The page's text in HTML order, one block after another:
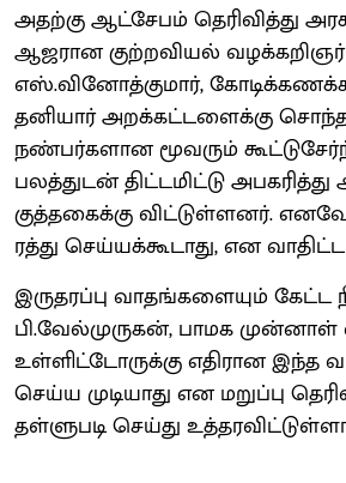
அதற்கு ஆட்சேபம் தெரிவித்து
ஆஜரான குற்றவியல் வழக்கறிஞர்
எஸ்.வினோத்குமார்,
தனியார் அறக்கட்டளைக்கு
நண்பர்களான மூவரும்
பலத்துடன் திட்டமிட்டு அபகரித்து
குத்தகைக்கு விட்டுள்ளனர்.
ரத்து செய்யக்கூடாது, என
இருதரப்பு வாதங்களையும் கேட்ட
பி.வேல்முருகன், பாமக
உள்ளிட்டோருக்கு எதிரான இந்த
செய்ய முடியாது என மறுப்பு
தள்ளுபடி செய்து